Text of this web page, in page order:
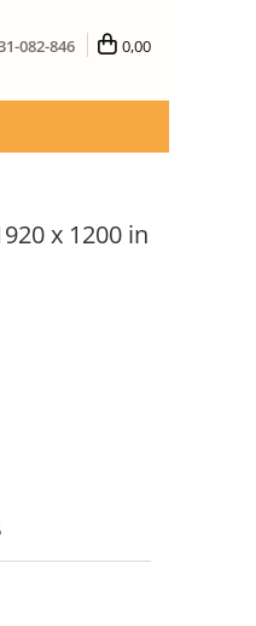
082-846 0,00
x 1200 in